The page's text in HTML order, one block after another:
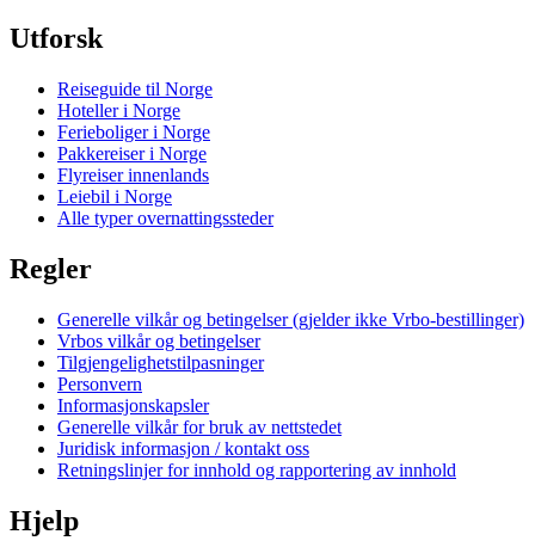
Utforsk
Reiseguide til Norge
Hoteller i Norge
Ferieboliger i Norge
Pakkereiser i Norge
Flyreiser innenlands
Leiebil i Norge
Alle typer overnattingssteder
Regler
Generelle vilkår og betingelser (gjelder ikke Vrbo-bestillinger)
Vrbos vilkår og betingelser
Tilgjengelighetstilpasninger
Personvern
Informasjonskapsler
Generelle vilkår for bruk av nettstedet
Juridisk informasjon / kontakt oss
Retningslinjer for innhold og rapportering av innhold
Hjelp